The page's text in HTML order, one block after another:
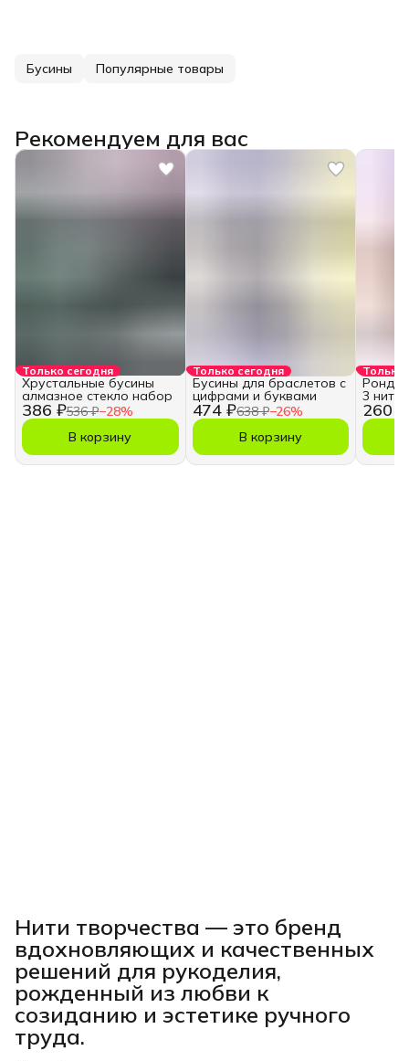
Бусины Популярные товары
Рекомендуем для вас
Только сегодня
386 ₽536 ₽−28%
Хрустальные бусины
алмазное стекло набор
В корзину
Только сегодня
474 ₽638 ₽−26%
Бусины для браслетов с
цифрами и буквами
В корзину
Только
260 ₽
3 нити
Нити творчества — это бренд
вдохновляющих и качественных
решений для рукоделия,
рожденный из любви к
созиданию и эстетике ручного
труда.